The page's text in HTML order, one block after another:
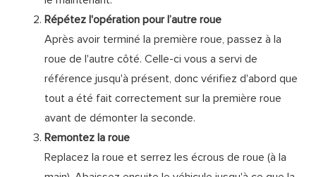
Répétez l'opération pour l’autre roue
Après avoir terminé la première roue, passez à la
roue de l'autre côté. Celle-ci vous a servi de
référence jusqu'à présent, donc vérifiez d'abord que
tout a été fait correctement sur la première roue
avant de démonter la seconde.
Remontez la roue
Replacez la roue et serrez les écrous de roue (à la